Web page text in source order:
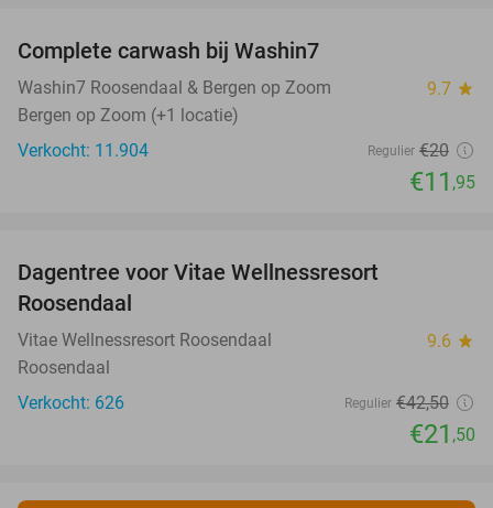
Complete carwash bij Washin7
Washin7 Roosendaal & Bergen op Zoom 9.7 star
Bergen op Zoom (+1 locatie)
Verkocht: 11.904
Regulier €20
€11 ,95
Dagentree voor Vitae Wellnessresort
Roosendaal
Vitae Wellnessresort Roosendaal 9.6 star
Roosendaal
Verkocht: 626
Regulier €42,50
€21 ,50